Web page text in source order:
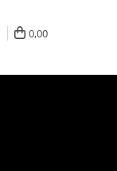
0,00